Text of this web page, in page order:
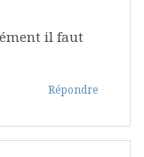
il faut
Répondre